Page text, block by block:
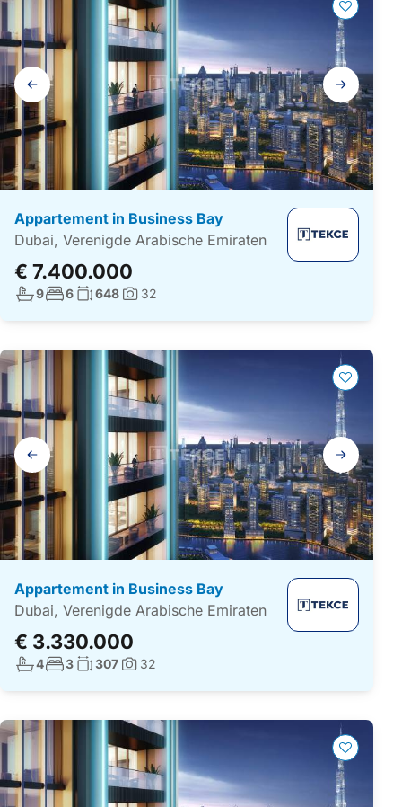
Galerij
navigatie
Appartement in Business Bay
Dubai, Verenigde Arabische Emiraten
€ 7.400.000
Aantal badkamers:
9Aantal slaapkamers:
6Woonoppervlakte:
648Foto's:
32
Galerij
navigatie
Appartement in Business Bay
Dubai, Verenigde Arabische Emiraten
€ 3.330.000
Aantal badkamers:
4Aantal slaapkamers:
3Woonoppervlakte:
307 Foto's:
32